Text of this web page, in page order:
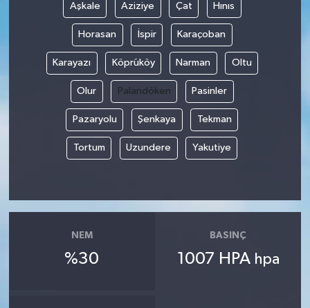
Aşkale Aziziye Çat Hınıs
Horasan İspir Karaçoban
Karayazı Köprüköy Narman Oltu
Olur Palandöken Pasinler
Pazaryolu Şenkaya Tekman
Tortum Uzundere Yakutiye
NEM
%30
BASINÇ
1007 HPA hpa